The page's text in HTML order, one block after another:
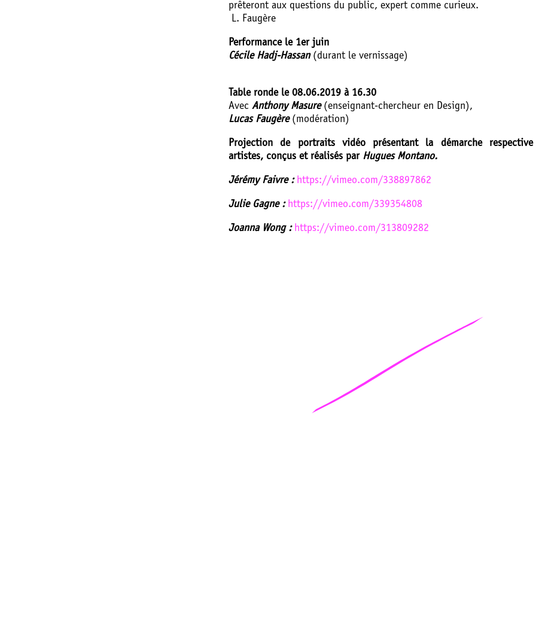
prêteront aux questions du public, expert comme curieux.
L. Faugère
Performance le 1er juin
Cécile Hadj-Hassan(durant le vernissage)
Table ronde le 08.06.2019 à 16.30
Avec Anthony Masure(enseignant-chercheur en Design),
Lucas Faugère(modération)
Projection de portraits vidéo présentant la démarche
artistes, conçus et réalisés par Hugues Montano.
Jérémy Faivre : https://vimeo.com/338897862
Julie Gagne : https://vimeo.com/339354808
Joanna Wong : https://vimeo.com/313809282